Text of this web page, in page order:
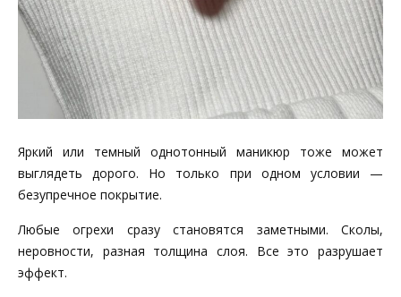
Яркий или темный однотонный маникюр тоже может
выглядеть дорого. Но только при одном условии —
безупречное покрытие.
Любые огрехи сразу становятся заметными. Сколы,
неровности, разная толщина слоя. Все это разрушает
эффект.